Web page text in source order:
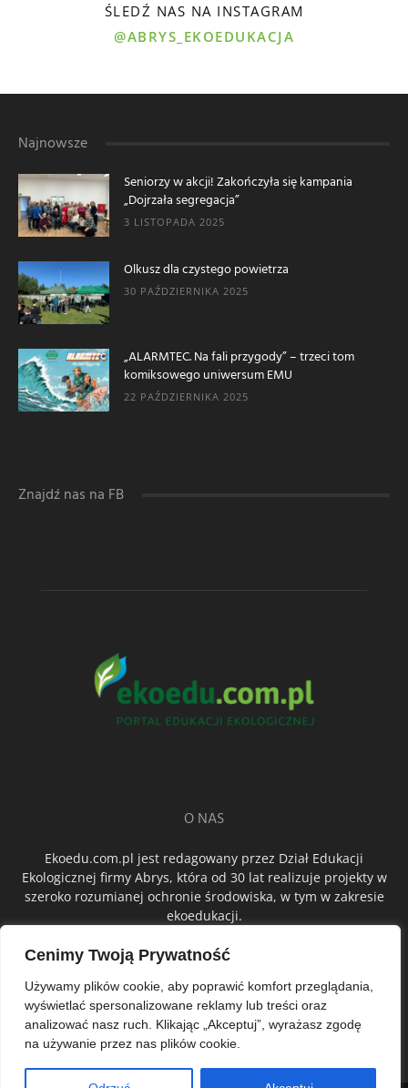
Cenimy Twoją Prywatność
Używamy plików cookie, aby poprawić komfort przeglądania,
wyświetlać spersonalizowane reklamy lub treści oraz
analizować nasz ruch. Klikając „Akceptuj”, wyrażasz zgodę
na używanie przez nas plików cookie.
ŚLEDŹ NAS NA INSTAGRAM
@ABRYS_EKOEDUKACJA
Najnowsze
Seniorzy w akcji! Zakończyła się kampania
„Dojrzała segregacja”
3 LISTOPADA 2025
Olkusz dla czystego powietrza
30 PAŹDZIERNIKA 2025
„ALARMTEC. Na fali przygody” – trzeci tom
komiksowego uniwersum EMU
22 PAŹDZIERNIKA 2025
Znajdź nas na FB
O NAS
Ekoedu.com.pl jest redagowany przez Dział Edukacji
Ekologicznej firmy Abrys, która od 30 lat realizuje projekty w
szeroko rozumianej ochronie środowiska, w tym w zakresie
ekoedukacji.
ŚLEDŹ NAS